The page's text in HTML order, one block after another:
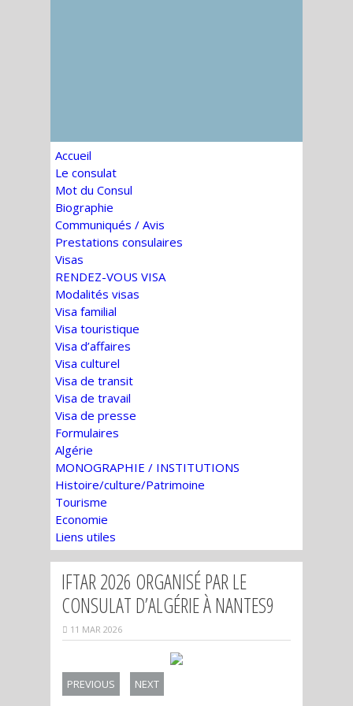
Accueil
Le consulat
Mot du Consul
Biographie
Communiqués / Avis
Prestations consulaires
Visas
RENDEZ-VOUS VISA
Modalités visas
Visa familial
Visa touristique
Visa d’affaires
Visa culturel
Visa de transit
Visa de travail
Visa de presse
Formulaires
Algérie
MONOGRAPHIE / INSTITUTIONS
Histoire/culture/Patrimoine
Tourisme
Economie
Liens utiles
IFTAR 2026 ORGANISÉ PAR LE
CONSULAT D’ALGÉRIE À NANTES9
11 MAR 2026
PREVIOUS NEXT